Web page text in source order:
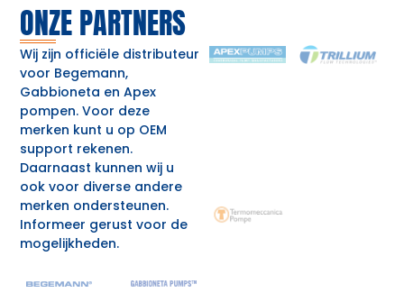
ONZE PARTNERS
Wij zijn officiële distributeur
voor Begemann,
Gabbioneta en Apex
pompen. Voor deze
merken kunt u op OEM
support rekenen.
Daarnaast kunnen wij u
ook voor diverse andere
merken ondersteunen.
Informeer gerust voor de
mogelijkheden.